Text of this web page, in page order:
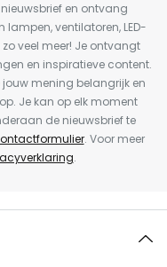
en ontvang
ventilatoren, LED-
veel meer! Je ontvangt
en inspiratieve content.
mening belangrijk en
Je kan op elk moment
de nieuwsbrief te
. Voor meer
.